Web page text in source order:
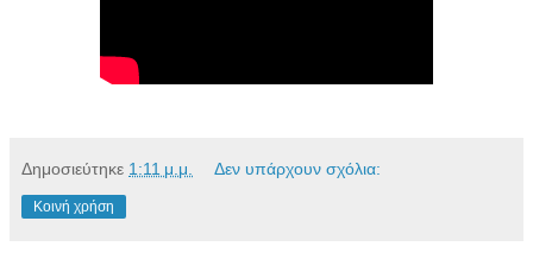
Δημοσιεύτηκε 1:11 μ.μ. Δεν υπάρχουν σχόλια:
Κοινή χρήση